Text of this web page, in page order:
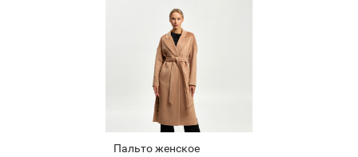
Пальто женское